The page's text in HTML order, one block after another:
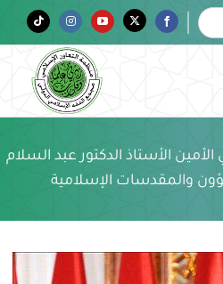
Facebook
Twitter
YouTube
Instagram
Tiktok
الأمين الأستاذ الدكتور عبد السلام
والمقدسات الإسلامية